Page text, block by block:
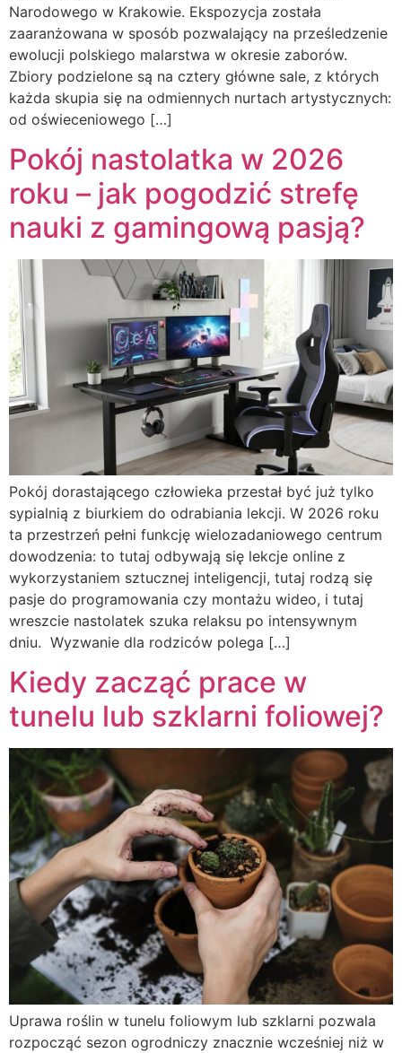
Narodowego w Krakowie. Ekspozycja została
zaaranżowana w sposób pozwalający na prześledzenie
ewolucji polskiego malarstwa w okresie zaborów.
Zbiory podzielone są na cztery główne sale, z których
każda skupia się na odmiennych nurtach artystycznych:
od oświeceniowego […]
Pokój nastolatka w 2026
roku – jak pogodzić strefę
nauki z gamingową pasją?
Pokój dorastającego człowieka przestał być już tylko
sypialnią z biurkiem do odrabiania lekcji. W 2026 roku
ta przestrzeń pełni funkcję wielozadaniowego centrum
dowodzenia: to tutaj odbywają się lekcje online z
wykorzystaniem sztucznej inteligencji, tutaj rodzą się
pasje do programowania czy montażu wideo, i tutaj
wreszcie nastolatek szuka relaksu po intensywnym
dniu. Wyzwanie dla rodziców polega […]
Kiedy zacząć prace w
tunelu lub szklarni foliowej?
Uprawa roślin w tunelu foliowym lub szklarni pozwala
rozpocząć sezon ogrodniczy znacznie wcześniej niż w